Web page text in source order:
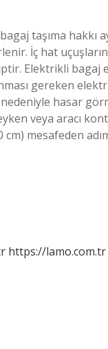
taşıma hakkı
İç hat
Elektrikli bagaj
gereken
hasar
veya aracı
cm) mesafeden
https://lamo.com.tr